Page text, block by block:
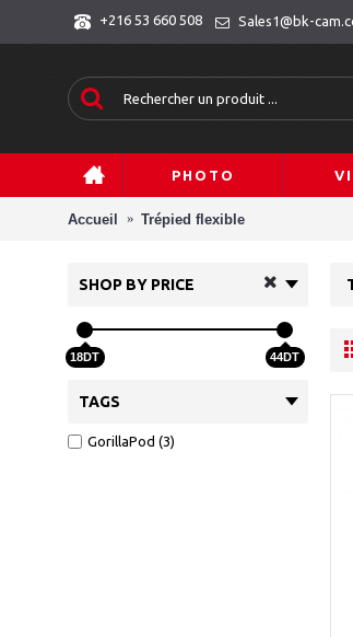
+216 53 660 508 Sales1@bk-
PHOTO
Accueil Trépied flexible
SHOP BY PRICE
18DT 44DT
TAGS
GorillaPod (3)